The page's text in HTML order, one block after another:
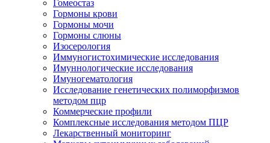
Гомеостаз
Гормоны крови
Гормоны мочи
Гормоны слюны
Изосерология
Иммуногистохимические исследования
Имуннологические исследования
Имуногематология
Исследование генетических полиморфизмов
методом пцр
Коммерческие профили
Комплексные исследования методом ПЦР
Лекарственный мониторинг